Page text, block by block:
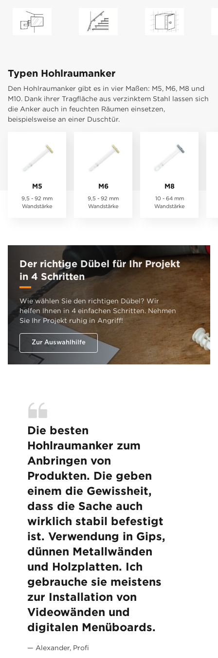
Platte. Die Strips brechen Sie mühelos ab. Klingt nach High-
Tech, ist es auch. Mit diesem cleveren System brauchen Sie
Typen Hohlraumanker
Den Hohlraumanker gibt es in vier Maßen: M5, M6, M8 und
M10. Dank ihrer Tragfläche aus verzinktem Stahl lassen sich
die Anker auch in feuchten Räumen einsetzen,
beispielsweise an einer Duschtür.
M5
9,5 - 92 mm
Wandstärke
M6
9,5 - 92 mm
Wandstärke
M8
10 - 64 mm
Wandstärke
Der richtige Dübel für Ihr Projekt
in 4 Schritten
Wie wählen Sie den richtigen Dübel? Wir
helfen Ihnen in 4 einfachen Schritten. Nehmen
Sie Ihr Projekt ruhig in Angriff!
Zur Auswahlhilfe
Die besten
Hohlraumanker zum
Anbringen von
Produkten. Die geben
einem die Gewissheit,
dass die Sache auch
wirklich stabil befestigt
ist. Verwendung in Gips,
dünnen Metallwänden
und Holzplatten. Ich
gebrauche sie meistens
zur Installation von
Videowänden und
digitalen Menüboards.
— Alexander, Profi